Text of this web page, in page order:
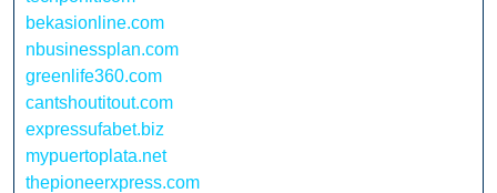
bekasionline.com
nbusinessplan.com
greenlife360.com
cantshoutitout.com
expressufabet.biz
mypuertoplata.net
thepioneerxpress.com